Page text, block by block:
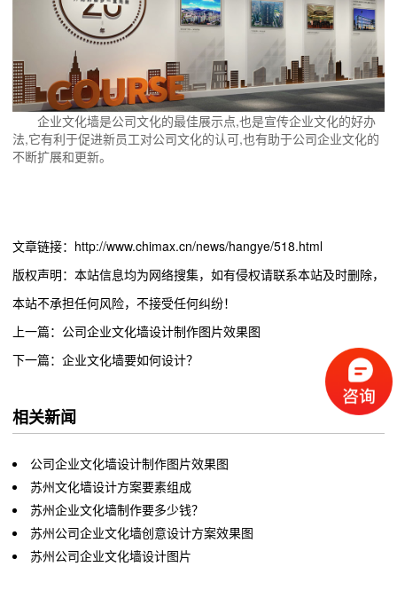
企业文化墙是公司文化的最佳展示点,也是宣传企业文化的好办
法,它有利于促进新员工对公司文化的认可,也有助于公司企业文化的
不断扩展和更新。
文章链接：http://www.chimax.cn/news/hangye/518.html
版权声明：本站信息均为网络搜集，如有侵权请联系本站及时删除，
本站不承担任何风险，不接受任何纠纷！
上一篇：公司企业文化墙设计制作图片效果图
下一篇：企业文化墙要如何设计？
相关新闻
公司企业文化墙设计制作图片效果图
苏州文化墙设计方案要素组成
苏州企业文化墙制作要多少钱？
苏州公司企业文化墙创意设计方案效果图
苏州公司企业文化墙设计图片